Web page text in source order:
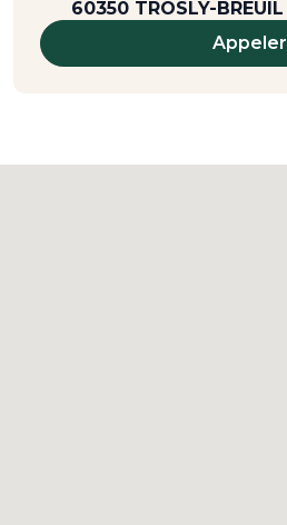
60350 TROSLY-BREUIL
Appeler